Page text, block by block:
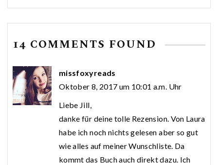
14 COMMENTS FOUND
missfoxyreads
Oktober 8, 2017 um 10:01 a.m. Uhr
Liebe Jill,
danke für deine tolle Rezension. Von Laura
habe ich noch nichts gelesen aber so gut
wie alles auf meiner Wunschliste. Da
kommt das Buch auch direkt dazu. Ich